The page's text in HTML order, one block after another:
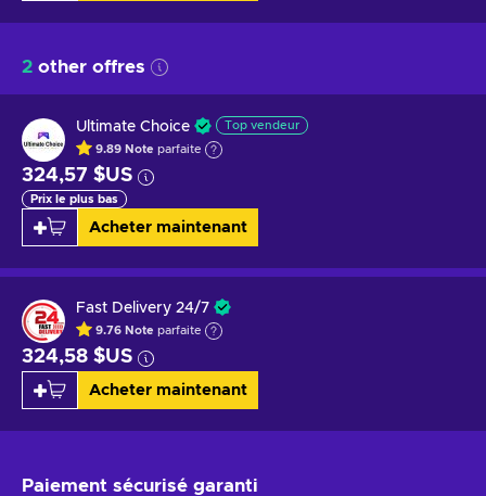
2 other offres
Ultimate Choice Top vendeur
9.89 Note parfaite
324,57 $US
Prix le plus bas
Acheter maintenant
Fast Delivery 24/7
9.76 Note parfaite
324,58 $US
Acheter maintenant
Paiement sécurisé garanti